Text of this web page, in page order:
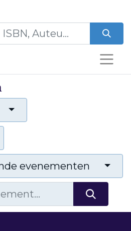
evenementen